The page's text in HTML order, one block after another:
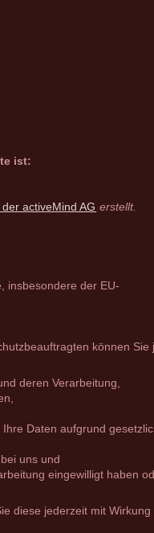
ist:
activeMind AG erstellt.
insbesondere der EU-
können Sie
deren Verarbeitung,
Daten aufgrund
uns und
eingewilligt haben
diese jederzeit mit Wirkung